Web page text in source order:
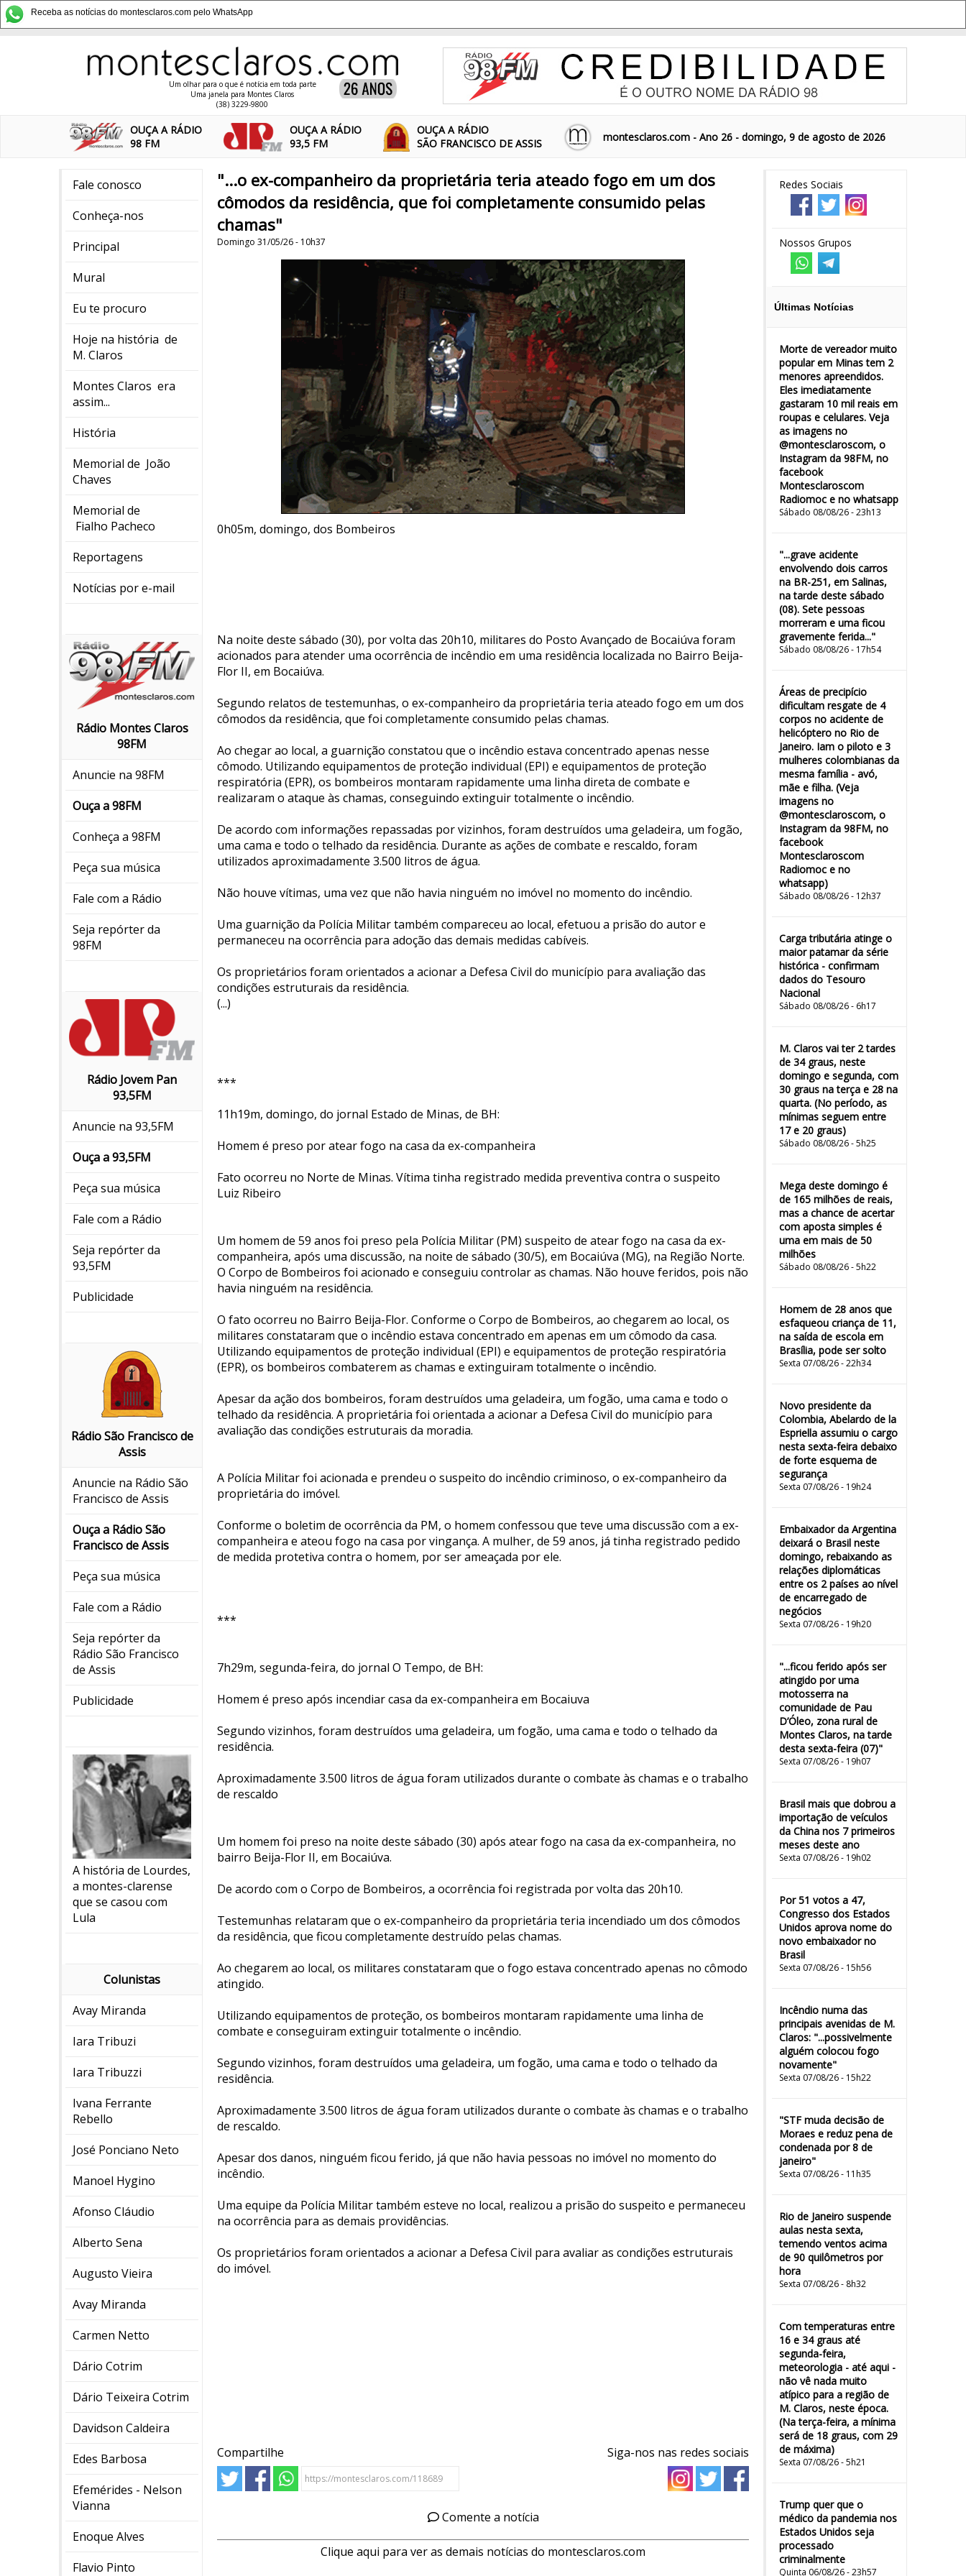
Receba as notícias do montesclaros.com pelo WhatsApp
Um olhar para o que é notícia em toda parte
Uma janela para Montes Claros
(38) 3229-9800
OUÇA A RÁDIO
98 FM
OUÇA A RÁDIO
93,5 FM
OUÇA A RÁDIO
SÃO FRANCISCO DE ASSIS
montesclaros.com - Ano 26 - domingo, 9 de agosto de 2026
Fale conosco
Conheça-nos
Principal
Mural
Eu te procuro
Hoje na história de
M. Claros
Montes Claros era
assim...
História
Memorial de João
Chaves
Memorial de
Fialho Pacheco
Reportagens
Notícias por e-mail
Rádio Montes Claros
98FM
Anuncie na 98FM
Ouça a 98FM
Conheça a 98FM
Peça sua música
Fale com a Rádio
Seja repórter da
98FM
Rádio Jovem Pan
93,5FM
Anuncie na 93,5FM
Ouça a 93,5FM
Peça sua música
Fale com a Rádio
Seja repórter da
93,5FM
Publicidade
Rádio São Francisco de
Assis
Anuncie na Rádio São
Francisco de Assis
Ouça a Rádio São
Francisco de Assis
Peça sua música
Fale com a Rádio
Seja repórter da
Rádio São Francisco
de Assis
Publicidade
A história de Lourdes,
a montes-clarense
que se casou com
Lula
Colunistas
Avay Miranda
Iara Tribuzi
Iara Tribuzzi
Ivana Ferrante
Rebello
José Ponciano Neto
Manoel Hygino
Afonso Cláudio
Alberto Sena
Augusto Vieira
Avay Miranda
Carmen Netto
Dário Cotrim
Dário Teixeira Cotrim
Davidson Caldeira
Edes Barbosa
Efemérides - Nelson
Vianna
Enoque Alves
Flavio Pinto
Redes Sociais
Nossos Grupos
Últimas Notícias
Morte de vereador muito
popular em Minas tem 2
menores apreendidos.
Eles imediatamente
gastaram 10 mil reais em
roupas e celulares. Veja
as imagens no
@montesclaroscom, o
Instagram da 98FM, no
facebook
Montesclaroscom
Radiomoc e no whatsapp
Sábado 08/08/26 - 23h13
"...grave acidente
envolvendo dois carros
na BR-251, em Salinas,
na tarde deste sábado
(08). Sete pessoas
morreram e uma ficou
gravemente ferida..."
Sábado 08/08/26 - 17h54
Áreas de precipício
dificultam resgate de 4
corpos no acidente de
helicóptero no Rio de
Janeiro. Iam o piloto e 3
mulheres colombianas da
mesma família - avó,
mãe e filha. (Veja
imagens no
@montesclaroscom, o
Instagram da 98FM, no
facebook
Montesclaroscom
Radiomoc e no
whatsapp)
Sábado 08/08/26 - 12h37
Carga tributária atinge o
maior patamar da série
histórica - confirmam
dados do Tesouro
Nacional
Sábado 08/08/26 - 6h17
M. Claros vai ter 2 tardes
de 34 graus, neste
domingo e segunda, com
30 graus na terça e 28 na
quarta. (No período, as
mínimas seguem entre
17 e 20 graus)
Sábado 08/08/26 - 5h25
Mega deste domingo é
de 165 milhões de reais,
mas a chance de acertar
com aposta simples é
uma em mais de 50
milhões
Sábado 08/08/26 - 5h22
Homem de 28 anos que
esfaqueou criança de 11,
na saída de escola em
Brasília, pode ser solto
Sexta 07/08/26 - 22h34
Novo presidente da
Colombia, Abelardo de la
Espriella assumiu o cargo
nesta sexta-feira debaixo
de forte esquema de
segurança
Sexta 07/08/26 - 19h24
Embaixador da Argentina
deixará o Brasil neste
domingo, rebaixando as
relações diplomáticas
entre os 2 países ao nível
de encarregado de
negócios
Sexta 07/08/26 - 19h20
"...ficou ferido após ser
atingido por uma
motosserra na
comunidade de Pau
D’Óleo, zona rural de
Montes Claros, na tarde
desta sexta-feira (07)"
Sexta 07/08/26 - 19h07
Brasil mais que dobrou a
importação de veículos
da China nos 7 primeiros
meses deste ano
Sexta 07/08/26 - 19h02
Por 51 votos a 47,
Congresso dos Estados
Unidos aprova nome do
novo embaixador no
Brasil
Sexta 07/08/26 - 15h56
Incêndio numa das
principais avenidas de M.
Claros: "...possivelmente
alguém colocou fogo
novamente"
Sexta 07/08/26 - 15h22
"STF muda decisão de
Moraes e reduz pena de
condenada por 8 de
janeiro"
Sexta 07/08/26 - 11h35
Rio de Janeiro suspende
aulas nesta sexta,
temendo ventos acima
de 90 quilômetros por
hora
Sexta 07/08/26 - 8h32
Com temperaturas entre
16 e 34 graus até
segunda-feira,
meteorologia - até aqui -
não vê nada muito
atípico para a região de
M. Claros, neste época.
(Na terça-feira, a mínima
será de 18 graus, com 29
de máxima)
Sexta 07/08/26 - 5h21
Trump quer que o
médico da pandemia nos
Estados Unidos seja
processado
criminalmente
Quinta 06/08/26 - 23h57
"...o ex-companheiro da proprietária teria ateado fogo em um dos
cômodos da residência, que foi completamente consumido pelas
chamas"
Domingo 31/05/26 - 10h37
0h05m, domingo, dos Bombeiros
Na noite deste sábado (30), por volta das 20h10, militares do Posto Avançado de Bocaiúva foram
acionados para atender uma ocorrência de incêndio em uma residência localizada no Bairro Beija-
Flor II, em Bocaiúva.
Segundo relatos de testemunhas, o ex-companheiro da proprietária teria ateado fogo em um dos
cômodos da residência, que foi completamente consumido pelas chamas.
Ao chegar ao local, a guarnição constatou que o incêndio estava concentrado apenas nesse
cômodo. Utilizando equipamentos de proteção individual (EPI) e equipamentos de proteção
respiratória (EPR), os bombeiros montaram rapidamente uma linha direta de combate e
realizaram o ataque às chamas, conseguindo extinguir totalmente o incêndio.
De acordo com informações repassadas por vizinhos, foram destruídos uma geladeira, um fogão,
uma cama e todo o telhado da residência. Durante as ações de combate e rescaldo, foram
utilizados aproximadamente 3.500 litros de água.
Não houve vítimas, uma vez que não havia ninguém no imóvel no momento do incêndio.
Uma guarnição da Polícia Militar também compareceu ao local, efetuou a prisão do autor e
permaneceu na ocorrência para adoção das demais medidas cabíveis.
Os proprietários foram orientados a acionar a Defesa Civil do município para avaliação das
condições estruturais da residência.
(...)
***
11h19m, domingo, do jornal Estado de Minas, de BH:
Homem é preso por atear fogo na casa da ex-companheira
Fato ocorreu no Norte de Minas. Vítima tinha registrado medida preventiva contra o suspeito
Luiz Ribeiro
Um homem de 59 anos foi preso pela Polícia Militar (PM) suspeito de atear fogo na casa da ex-
companheira, após uma discussão, na noite de sábado (30/5), em Bocaiúva (MG), na Região Norte.
O Corpo de Bombeiros foi acionado e conseguiu controlar as chamas. Não houve feridos, pois não
havia ninguém na residência.
O fato ocorreu no Bairro Beija-Flor. Conforme o Corpo de Bombeiros, ao chegarem ao local, os
militares constataram que o incêndio estava concentrado em apenas em um cômodo da casa.
Utilizando equipamentos de proteção individual (EPI) e equipamentos de proteção respiratória
(EPR), os bombeiros combaterem as chamas e extinguiram totalmente o incêndio.
Apesar da ação dos bombeiros, foram destruídos uma geladeira, um fogão, uma cama e todo o
telhado da residência. A proprietária foi orientada a acionar a Defesa Civil do município para
avaliação das condições estruturais da moradia.
A Polícia Militar foi acionada e prendeu o suspeito do incêndio criminoso, o ex-companheiro da
proprietária do imóvel.
Conforme o boletim de ocorrência da PM, o homem confessou que teve uma discussão com a ex-
companheira e ateou fogo na casa por vingança. A mulher, de 59 anos, já tinha registrado pedido
de medida protetiva contra o homem, por ser ameaçada por ele.
***
7h29m, segunda-feira, do jornal O Tempo, de BH:
Homem é preso após incendiar casa da ex-companheira em Bocaiuva
Segundo vizinhos, foram destruídos uma geladeira, um fogão, uma cama e todo o telhado da
residência.
Aproximadamente 3.500 litros de água foram utilizados durante o combate às chamas e o trabalho
de rescaldo
Um homem foi preso na noite deste sábado (30) após atear fogo na casa da ex-companheira, no
bairro Beija-Flor II, em Bocaiúva.
De acordo com o Corpo de Bombeiros, a ocorrência foi registrada por volta das 20h10.
Testemunhas relataram que o ex-companheiro da proprietária teria incendiado um dos cômodos
da residência, que ficou completamente destruído pelas chamas.
Ao chegarem ao local, os militares constataram que o fogo estava concentrado apenas no cômodo
atingido.
Utilizando equipamentos de proteção, os bombeiros montaram rapidamente uma linha de
combate e conseguiram extinguir totalmente o incêndio.
Segundo vizinhos, foram destruídos uma geladeira, um fogão, uma cama e todo o telhado da
residência.
Aproximadamente 3.500 litros de água foram utilizados durante o combate às chamas e o trabalho
de rescaldo.
Apesar dos danos, ninguém ficou ferido, já que não havia pessoas no imóvel no momento do
incêndio.
Uma equipe da Polícia Militar também esteve no local, realizou a prisão do suspeito e permaneceu
na ocorrência para as demais providências.
Os proprietários foram orientados a acionar a Defesa Civil para avaliar as condições estruturais
do imóvel.
Compartilhe Siga-nos nas redes sociais
Comente a notícia
Clique aqui para ver as demais notícias do montesclaros.com